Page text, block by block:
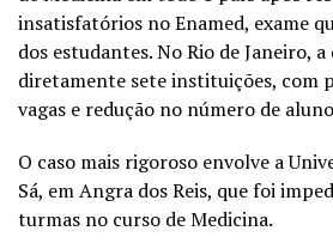
insatisfatórios no Enamed, exame
dos estudantes. No Rio de Janeiro,
diretamente sete instituições, com
vagas e redução no número de
O caso mais rigoroso envolve a
Sá, em Angra dos Reis, que foi
turmas no curso de Medicina.